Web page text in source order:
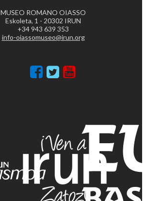
MUSEO ROMANO OIASSO
Eskoleta, 1 - 20302 IRUN
+34 943 639 353
info-oiassomuseo@irun.org